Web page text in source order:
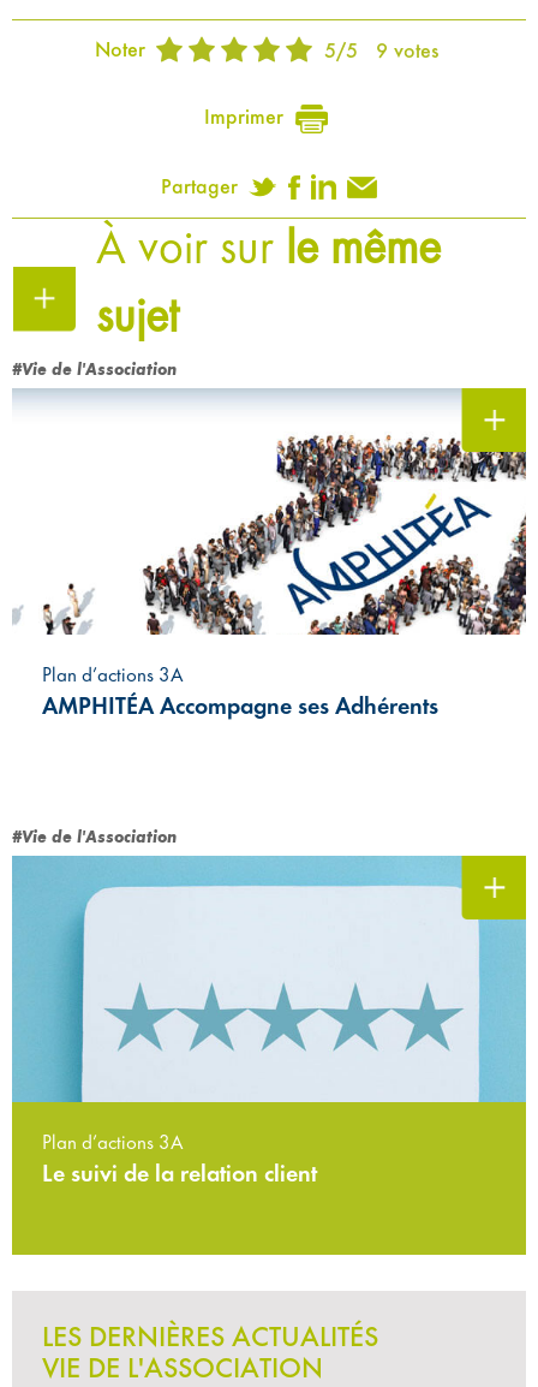
Noter 5/5 9 votes
Imprimer
Partager
À voir sur le même
sujet
#Vie de l'Association
Plan d’actions 3A
AMPHITÉA Accompagne ses Adhérents
#Vie de l'Association
Plan d’actions 3A
Le suivi de la relation client
LES DERNIÈRES ACTUALITÉS
VIE DE L'ASSOCIATION